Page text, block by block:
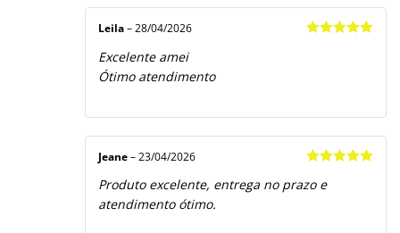
Leila – 28/04/2026
Excelente amei
Ótimo atendimento
de 5
Jeane – 23/04/2026
Produto excelente, entrega no prazo e
atendimento ótimo.